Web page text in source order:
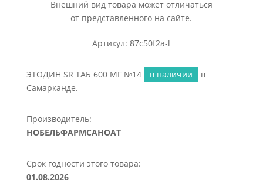
Внешний вид товара может отличаться
от представленного на сайте.
Артикул: 87c50f2a-l
ЭТОДИН SR ТАБ 600 МГ №14 в наличии
в
Самарканде.
Производитель:
НОБЕЛЬФАРМСАНОАТ
Срок годности этого товара:
01.08.2026